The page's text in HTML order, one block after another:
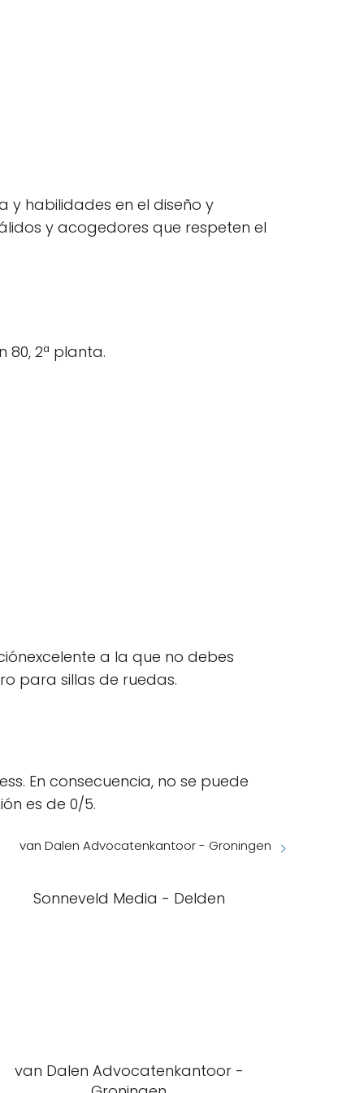
y habilidades en el diseño y
y acogedores que respeten el
80, 2ª planta.
a la que no debes
para sillas de ruedas.
En consecuencia, no se puede
es de 0/5.
van Dalen Advocatenkantoor - Groningen
Sonneveld Media - Delden
van Dalen Advocatenkantoor -